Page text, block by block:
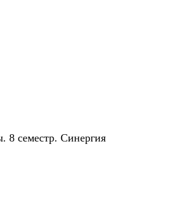
8 семестр. Синергия